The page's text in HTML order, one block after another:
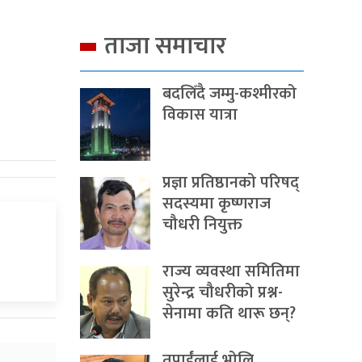
ताजा समाचार
बदलिँदै जम्मु-कश्मीरको
विकास यात्रा
प्रज्ञा प्रतिष्ठानको परिषद्
सदस्यमा कृष्णराज
चौधरी नियुक्त
राज्य व्यवस्था समितिमा
सुरेन्द्र चौधरीको प्रश्न-
सेनामा कति थारू छन्?